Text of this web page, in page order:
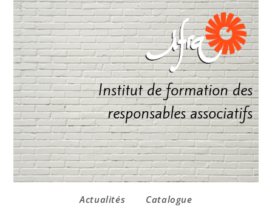
Institut de formation des
responsables associatifs
Actualités
Catalogue